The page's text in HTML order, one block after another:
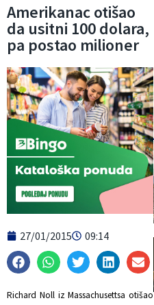
Amerikanac otišao
da usitni 100 dolara,
pa postao milioner
27/01/2015 09:14
Richard Noll iz Massachusettsa otišao